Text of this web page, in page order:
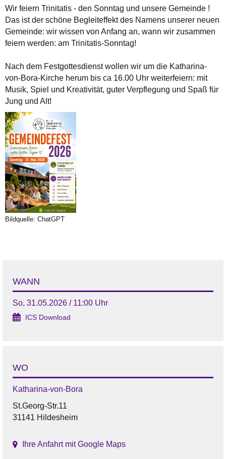
Wir feiern Trinitatis - den Sonntag und unsere Gemeinde !
Das ist der schöne Begleiteffekt des Namens unserer neuen
Gemeinde: wir wissen von Anfang an, wann wir zusammen
feiern werden: am Trinitatis-Sonntag!
Nach dem Festgottesdienst wollen wir um die Katharina-
von-Bora-Kirche herum bis ca 16.00 Uhr weiterfeiern: mit
Musik, Spiel und Kreativität, guter Verpflegung und Spaß für
Jung und Alt!
Bildquelle: ChatGPT
WANN
So, 31.05.2026 / 11:00 Uhr
ICS Download
WO
Katharina-von-Bora
St.Georg-Str.11
31141 Hildesheim
Ihre Anfahrt mit Google Maps